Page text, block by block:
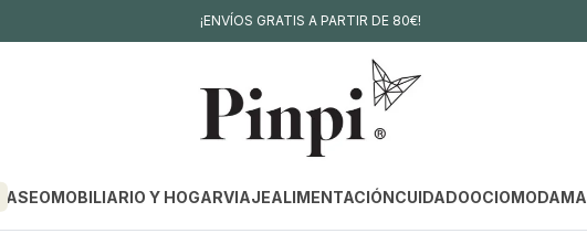
¡ENVÍOS GRATIS A PARTIR DE 80€!
PASEOMOBILIARIO Y HOGARVIAJEALIMENTACIÓNCUIDADOOCIOMODA